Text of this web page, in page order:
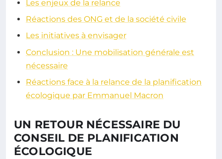
Les enjeux de la relance
Réactions des ONG et de la société civile
Les initiatives à envisager
Conclusion : Une mobilisation générale est
nécessaire
Réactions face à la relance de la planification
écologique par Emmanuel Macron
UN RETOUR NÉCESSAIRE DU
CONSEIL DE PLANIFICATION
ÉCOLOGIQUE